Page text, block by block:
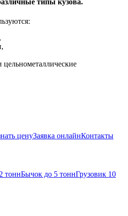
типы кузова.
цельнометаллические
ценуЗаявка онлайнКонтакты
тоннБычок до 5 тоннГрузовик 10